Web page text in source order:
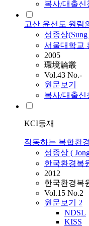
복사/대출신
고산 윤선도 원림
성종상(Sung
서울대학교
2005
環境論叢
Vol.43 No.-
원문보기
복사/대출신
KCI등재
작동하는 복합환
성종상 (
한국환경복
2012
한국환경복
Vol.15 No.2
원문보기 2
NDSL
KISS